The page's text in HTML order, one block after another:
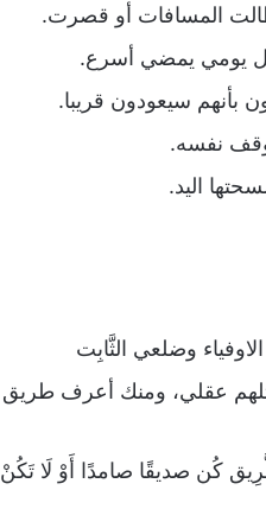
المسافات أو قصرت.
يومي يمضي أسرع.
بأنهم سيعودون قريبا.
نفسه.
اليد.
وضلعي الثَّابِت
عقلي، ومنك أعرف طريق
كُن صديقًا صامدًا أَوْ لَا تَكُنْ